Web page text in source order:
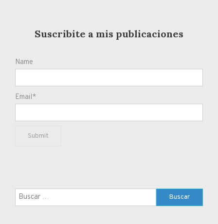
Suscribite a mis publicaciones
Name
Email*
Buscar: